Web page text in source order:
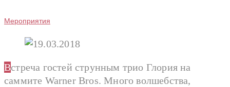
Мероприятия
Встреча гостей струнным трио Глория на
саммите Warner Bros. Много волшебства,